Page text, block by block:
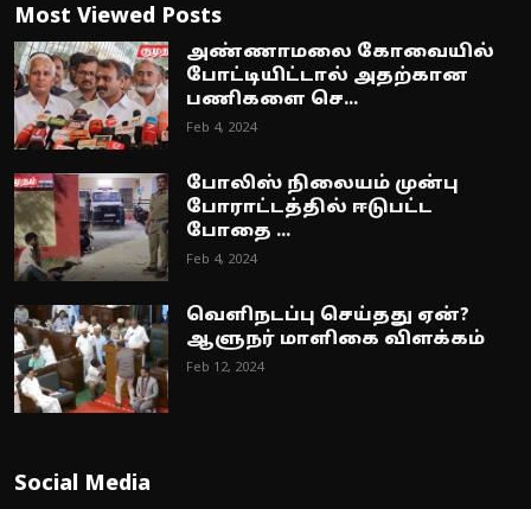
Most Viewed Posts
அண்ணாமலை கோவையில்
போட்டியிட்டால் அதற்கான
பணிகளை செ...
Feb 4, 2024
போலிஸ் நிலையம் முன்பு
போராட்டத்தில் ஈடுபட்ட
போதை ...
Feb 4, 2024
வெளிநடப்பு செய்தது ஏன்?
ஆளுநர் மாளிகை விளக்கம்
Feb 12, 2024
Social Media